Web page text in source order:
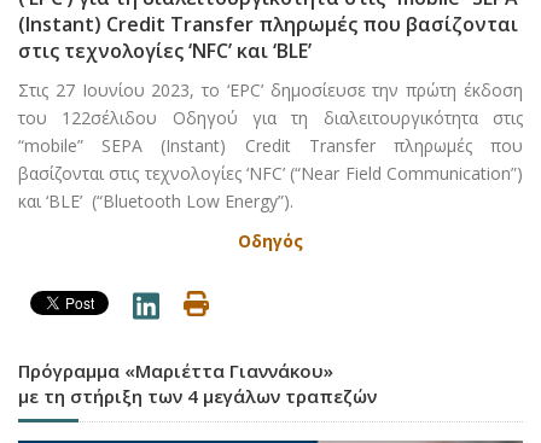
(Instant) Credit Transfer πληρωμές που βασίζονται
στις τεχνολογίες ‘NFC’ και ‘BLE’
Στις 27 Ιουνίου 2023, το ‘EPC’ δημοσίευσε την πρώτη έκδοση
του 122σέλιδου Οδηγού για τη διαλειτουργικότητα στις
“mobile” SEPA (Instant) Credit Transfer πληρωμές που
βασίζονται στις τεχνολογίες ‘NFC’ (“Near Field Communication”)
και ‘BLE’ (“Bluetooth Low Energy”).
Οδηγός
Πρόγραμμα «Μαριέττα Γιαννάκου»
με τη στήριξη των 4 μεγάλων τραπεζών